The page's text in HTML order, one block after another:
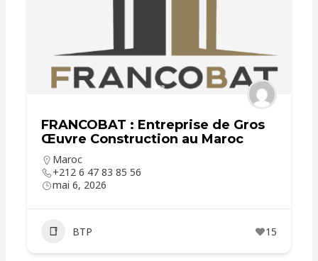
FRANCOBAT : Entreprise de Gros
Œuvre Construction au Maroc
Maroc
+212 6 47 83 85 56
mai 6, 2026
BTP 15